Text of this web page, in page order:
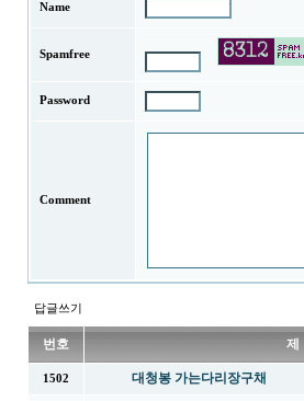
Name
Spamfree
Password
Comment
답글쓰기
번호
1502 대청봉 가는다리장구채